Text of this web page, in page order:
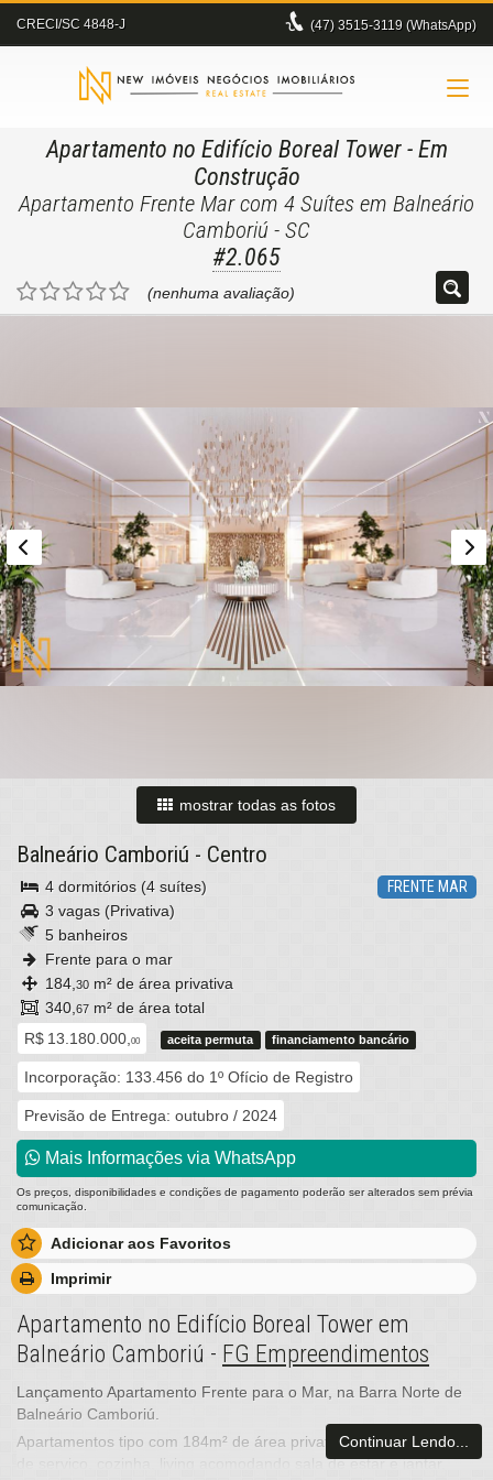
CRECI/SC 4848-J (47) 3515-3119 (WhatsApp)
Apartamento no Edifício Boreal Tower- Em
Construção
Apartamento Frente Mar com 4 Suítes em Balneário
Camboriú - SC
#2.065
(nenhuma avaliação)
mostrar todas as fotos
Balneário Camboriú - Centro
FRENTE MAR
4 dormitórios (4 suítes)
3 vagas (Privativa)
5 banheiros
Frente para o mar
184, 30 m² de área privativa
340, 67 m² de área total
R$ 13.180.000, 00 aceita permuta financiamento bancário
Incorporação: 133.456 do 1º Ofício de Registro
Previsão de Entrega: outubro / 2024
Mais Informações via WhatsApp
Os preços, disponibilidades e condições de pagamento poderão ser alterados sem prévia
comunicação.
Adicionar aos Favoritos
Imprimir
Apartamento no Edifício Boreal Tower em
Balneário Camboriú - FG Empreendimentos
Lançamento Apartamento Frente para o Mar, na Barra Norte de
Balneário Camboriú.
Apartamentos tipo com 184m² de área privativa, 04 Suítes, área
de serviço, cozinha, living acomodando sala de estar e jantar,
Continuar Lendo...